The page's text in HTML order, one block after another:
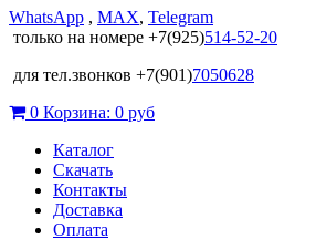
WhatsApp , MAX, Telegram
только на номере +7(925)514-52-20
для тел.звонков +7(901)7050628
0 Корзина: 0 руб
Каталог
Скачать
Контакты
Доставка
Оплата